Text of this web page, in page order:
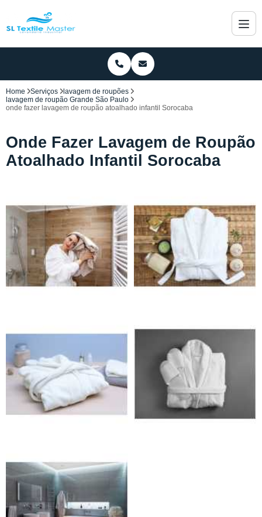
Home Serviços
lavagem de roupões
lavagem de roupão Grande São Paulo
onde fazer lavagem de roupão atoalhado infantil Sorocaba
Onde Fazer Lavagem de Roupão
Atoalhado Infantil Sorocaba